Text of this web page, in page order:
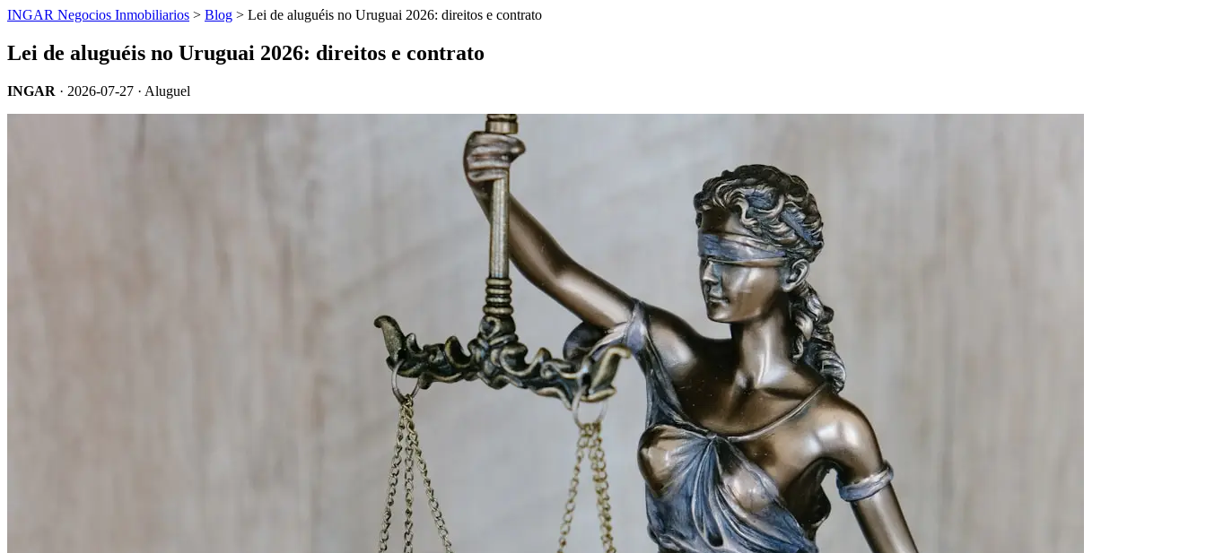
INGAR Negocios Inmobiliarios > Blog > Lei de aluguéis no Uruguai 2026: direitos e contrato
Lei de aluguéis no Uruguai 2026: direitos e contrato
INGAR · 2026-07-27 · Aluguel